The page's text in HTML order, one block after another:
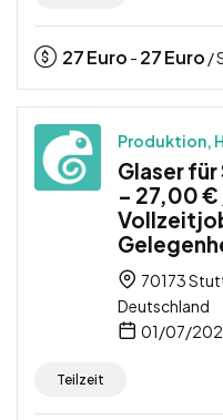
27Euro - 27Euro /
Produktion,
Glaser
– 27,00 €
70173
Deutschland
01/07/
Teilzeit